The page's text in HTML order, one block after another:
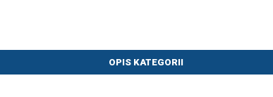
OPIS KATEGORII